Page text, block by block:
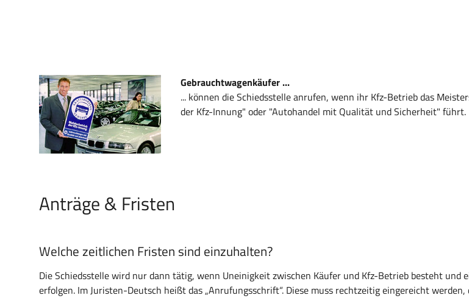
Gebrauchtwagenkäufer ...
... können die Schiedsstelle anrufen, wenn ihr Kfz-Betrieb das
der Kfz-Innung" oder "Autohandel mit Qualität und Sicherheit" führt.
Anträge & Fristen
Welche zeitlichen Fristen sind einzuhalten?
Die Schiedsstelle wird nur dann tätig, wenn Uneinigkeit zwischen Käufer und Kfz-Betrieb besteht und
erfolgen. Im Juristen-Deutsch heißt das „Anrufungsschrift“. Diese muss rechtzeitig eingereicht